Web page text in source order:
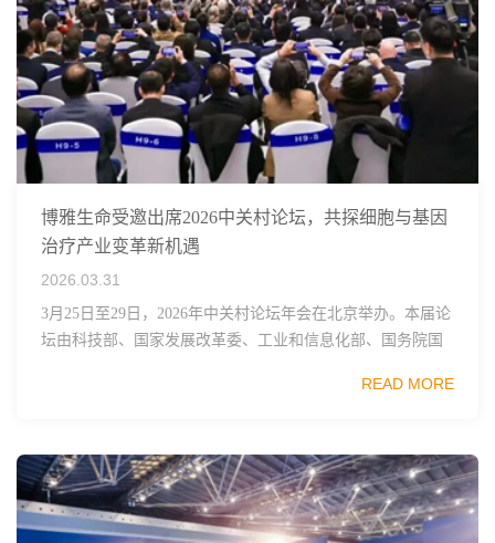
博雅生命受邀出席2026中关村论坛，共探细胞与基因
治疗产业变革新机遇
2026.03.31
3月25日至29日，2026年中关村论坛年会在北京举办。本届论
坛由科技部、国家发展改革委、工业和信息化部、国务院国
READ MORE